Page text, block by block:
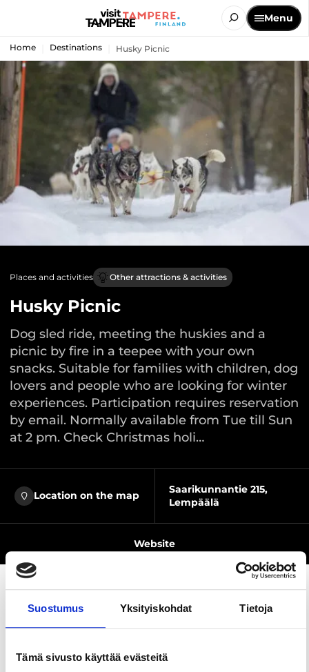
Suostumus Yksityiskohdat Tietoja
Tämä sivusto käyttää evästeitä
Menu
Home Destinations Husky Picnic
Places and activities Other attractions & activities
Husky Picnic
Dog sled ride, meeting the huskies and a
picnic by fire in a teepee with your own
snacks. Suitable for families with children, dog
lovers and people who are looking for winter
experiences. Participation requires reservation
by email. Normally available from Tue till Sun
at 2 pm. Check Christmas holi…
Location on the map
Saarikunnantie 215,
Lempäälä
Website